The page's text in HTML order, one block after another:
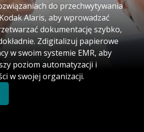
do przechwytywania
Alaris, aby wprowadzać
dokumentację szybko,
Zdigitalizuj papierowe
w swoim systemie EMR, aby
poziom automatyzacji i
w swojej organizacji.